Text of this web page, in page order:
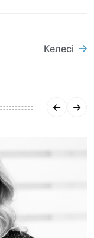
Келесі